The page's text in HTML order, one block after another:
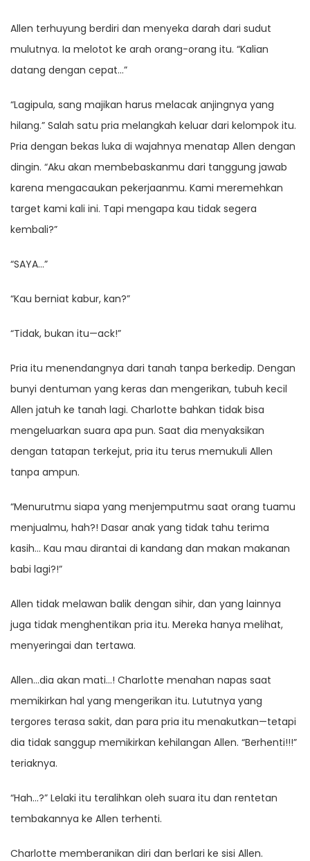
Allen terhuyung berdiri dan menyeka darah dari sudut
mulutnya. Ia melotot ke arah orang-orang itu. “Kalian
datang dengan cepat…”
“Lagipula, sang majikan harus melacak anjingnya yang
hilang.” Salah satu pria melangkah keluar dari kelompok itu.
Pria dengan bekas luka di wajahnya menatap Allen dengan
dingin. “Aku akan membebaskanmu dari tanggung jawab
karena mengacaukan pekerjaanmu. Kami meremehkan
target kami kali ini. Tapi mengapa kau tidak segera
kembali?”
“SAYA…”
“Kau berniat kabur, kan?”
“Tidak, bukan itu—ack!”
Pria itu menendangnya dari tanah tanpa berkedip. Dengan
bunyi dentuman yang keras dan mengerikan, tubuh kecil
Allen jatuh ke tanah lagi. Charlotte bahkan tidak bisa
mengeluarkan suara apa pun. Saat dia menyaksikan
dengan tatapan terkejut, pria itu terus memukuli Allen
tanpa ampun.
“Menurutmu siapa yang menjemputmu saat orang tuamu
menjualmu, hah?! Dasar anak yang tidak tahu terima
kasih… Kau mau dirantai di kandang dan makan makanan
babi lagi?!”
Allen tidak melawan balik dengan sihir, dan yang lainnya
juga tidak menghentikan pria itu. Mereka hanya melihat,
menyeringai dan tertawa.
Allen…dia akan mati…! Charlotte menahan napas saat
memikirkan hal yang mengerikan itu. Lututnya yang
tergores terasa sakit, dan para pria itu menakutkan—tetapi
dia tidak sanggup memikirkan kehilangan Allen. “Berhenti!!!”
teriaknya.
“Hah…?” Lelaki itu teralihkan oleh suara itu dan rentetan
tembakannya ke Allen terhenti.
Charlotte memberanikan diri dan berlari ke sisi Allen.